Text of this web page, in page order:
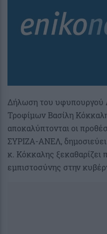
Δήλωση του υφυπουργού
Τροφίμων Βασίλη
αποκαλύπτονται οι
ΣΥΡΙΖΑ-ΑΝΕΛ,
κ. Κόκκαλης
εμπιστοσύνης στην